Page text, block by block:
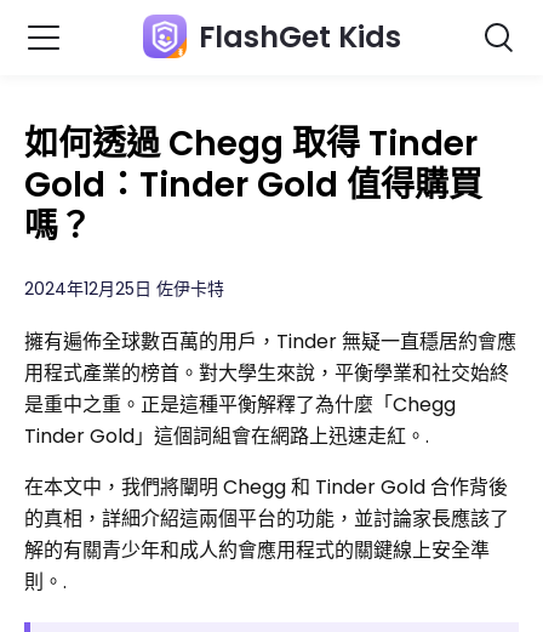
FlashGet Kids
如何透過 Chegg 取得 Tinder
Gold：Tinder Gold 值得購買
嗎？
2024年12月25日 佐伊卡特
擁有遍佈全球數百萬的用戶，Tinder 無疑一直穩居約會應
用程式產業的榜首。對大學生來說，平衡學業和社交始終
是重中之重。正是這種平衡解釋了為什麼「Chegg
Tinder Gold」這個詞組會在網路上迅速走紅。.
在本文中，我們將闡明 Chegg 和 Tinder Gold 合作背後
的真相，詳細介紹這兩個平台的功能，並討論家長應該了
解的有關青少年和成人約會應用程式的關鍵線上安全準
則。.